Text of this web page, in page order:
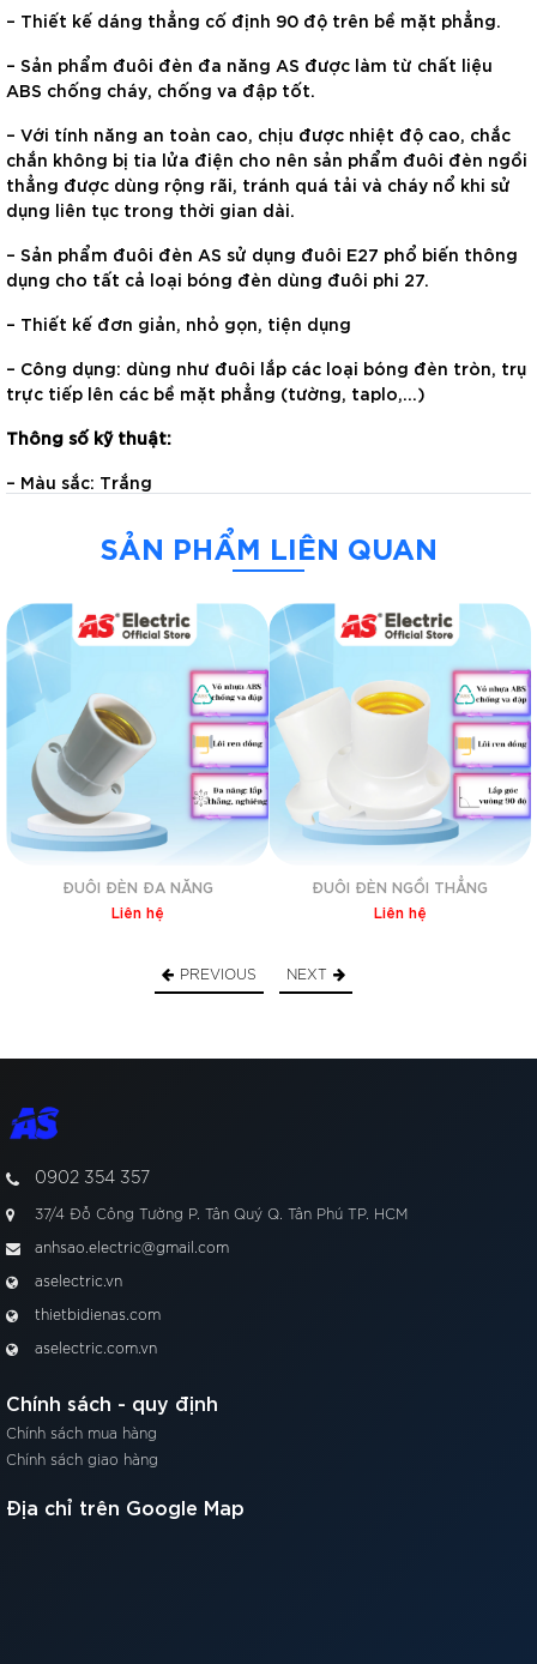
– Thiết kế dáng thẳng cố định 90 độ trên bề mặt phẳng.
– Sản phẩm đuôi đèn đa năng AS được làm từ chất liệu
ABS chống cháy, chống va đập tốt.
– Với tính năng an toàn cao, chịu được nhiệt độ cao, chắc
chắn không bị tia lửa điện cho nên sản phẩm đuôi đèn ngồi
thẳng được dùng rộng rãi, tránh quá tải và cháy nổ khi sử
dụng liên tục trong thời gian dài.
– Sản phẩm đuôi đèn AS sử dụng đuôi E27 phổ biến thông
dụng cho tất cả loại bóng đèn dùng đuôi phi 27.
– Thiết kế đơn giản, nhỏ gọn, tiện dụng
– Công dụng: dùng như đuôi lắp các loại bóng đèn tròn, trụ
trực tiếp lên các bề mặt phẳng (tường, taplo,…)
Thông số kỹ thuật:
– Màu sắc: Trắng
– Loại đuôi: E27
– Qui cách: 1 đuôi đèn đa năng, 2 tắc kê, 2 ốc vít đi kèm
Trình
chơi
Video
SẢN PHẨM LIÊN QUAN
PREVIOUS
ĐUÔI ĐÈN ĐA NĂNG
Liên hệ
ĐUÔI ĐÈN NGỒI THẲNG
Liên hệ
NEXT
0902 354 357
37/4 Đỗ Công Tường P. Tân Quý Q. Tân Phú TP. HCM
anhsao.electric@gmail.com
aselectric.vn
thietbidienas.com
aselectric.com.vn
Chính sách - quy định
Chính sách mua hàng
Chính sách giao hàng
Địa chỉ trên Google Map